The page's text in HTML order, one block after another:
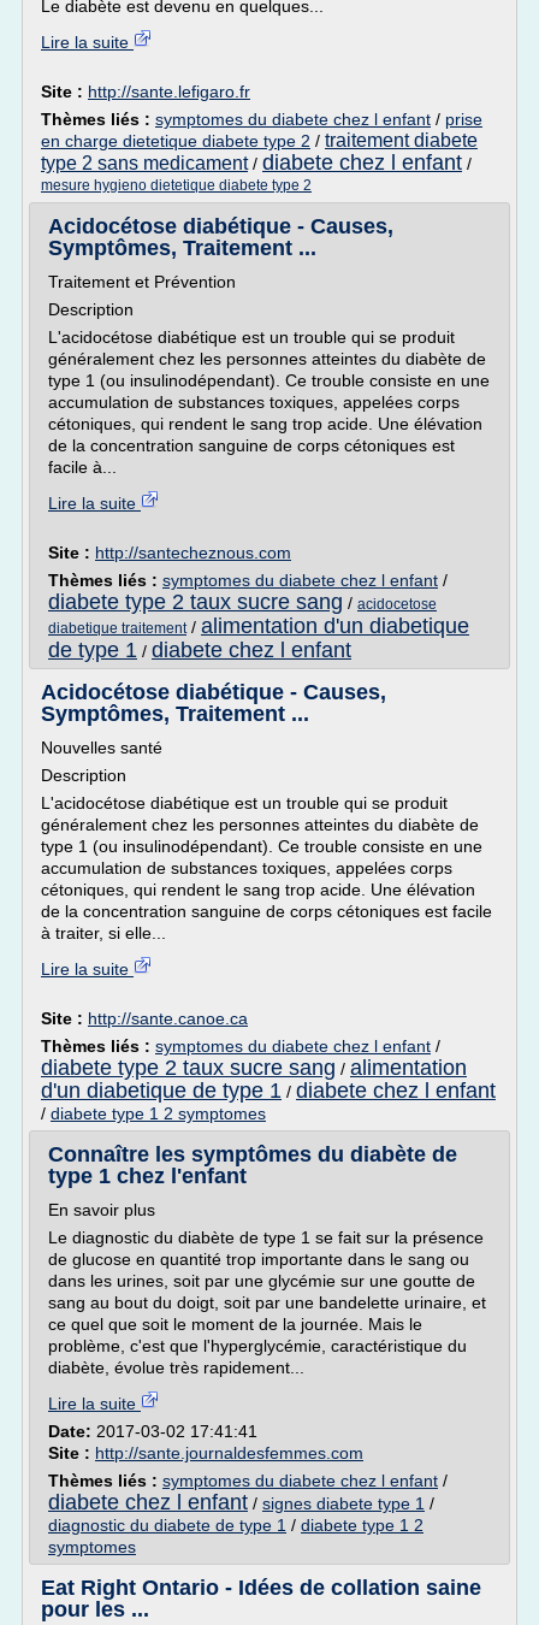
Le diabète est devenu en quelques...
Lire la suite
Site : http://sante.lefigaro.fr
Thèmes liés : symptomes du diabete chez l enfant / prise
en charge dietetique diabete type 2 / traitement diabete
type 2 sans medicament/ diabete chez l enfant /
mesure hygieno dietetique diabete type 2
Acidocétose diabétique - Causes,
Symptômes, Traitement ...
Traitement et Prévention
Description
L'acidocétose diabétique est un trouble qui se produit
généralement chez les personnes atteintes du diabète de
type 1 (ou insulinodépendant). Ce trouble consiste en une
accumulation de substances toxiques, appelées corps
cétoniques, qui rendent le sang trop acide. Une élévation
de la concentration sanguine de corps cétoniques est
facile à...
Lire la suite
Site : http://santecheznous.com
Thèmes liés : symptomes du diabete chez l enfant /
diabete type 2 taux sucre sang / acidocetose
diabetique traitement/ alimentation d'un diabetique
de type 1 / diabete chez l enfant
Acidocétose diabétique - Causes,
Symptômes, Traitement ...
Nouvelles santé
Description
L'acidocétose diabétique est un trouble qui se produit
généralement chez les personnes atteintes du diabète de
type 1 (ou insulinodépendant). Ce trouble consiste en une
accumulation de substances toxiques, appelées corps
cétoniques, qui rendent le sang trop acide. Une élévation
de la concentration sanguine de corps cétoniques est facile
à traiter, si elle...
Lire la suite
Site : http://sante.canoe.ca
Thèmes liés : symptomes du diabete chez l enfant /
diabete type 2 taux sucre sang / alimentation
d'un diabetique de type 1 / diabete chez l enfant
/ diabete type 1 2 symptomes
Connaître les symptômes du diabète de
type 1 chez l'enfant
En savoir plus
Le diagnostic du diabète de type 1 se fait sur la présence
de glucose en quantité trop importante dans le sang ou
dans les urines, soit par une glycémie sur une goutte de
sang au bout du doigt, soit par une bandelette urinaire, et
ce quel que soit le moment de la journée. Mais le
problème, c'est que l'hyperglycémie, caractéristique du
diabète, évolue très rapidement...
Lire la suite
Date: 2017-03-02 17:41:41
Site : http://sante.journaldesfemmes.com
Thèmes liés : symptomes du diabete chez l enfant /
diabete chez l enfant / signes diabete type 1 /
diagnostic du diabete de type 1 / diabete type 1 2
symptomes
Eat Right Ontario - Idées de collation saine
pour les ...